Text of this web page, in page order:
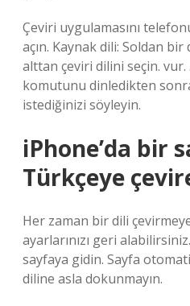
Çeviri uygulamasını
açın. Kaynak dili: Soldan bir
alttan çeviri dilini seçin. vur.
komutunu dinledikten
istediğinizi söyleyin.
iPhone’da bir
Türkçeye
Her zaman bir dili
ayarlarınızı geri
sayfaya gidin. Sayfa
diline asla dokunmayın.